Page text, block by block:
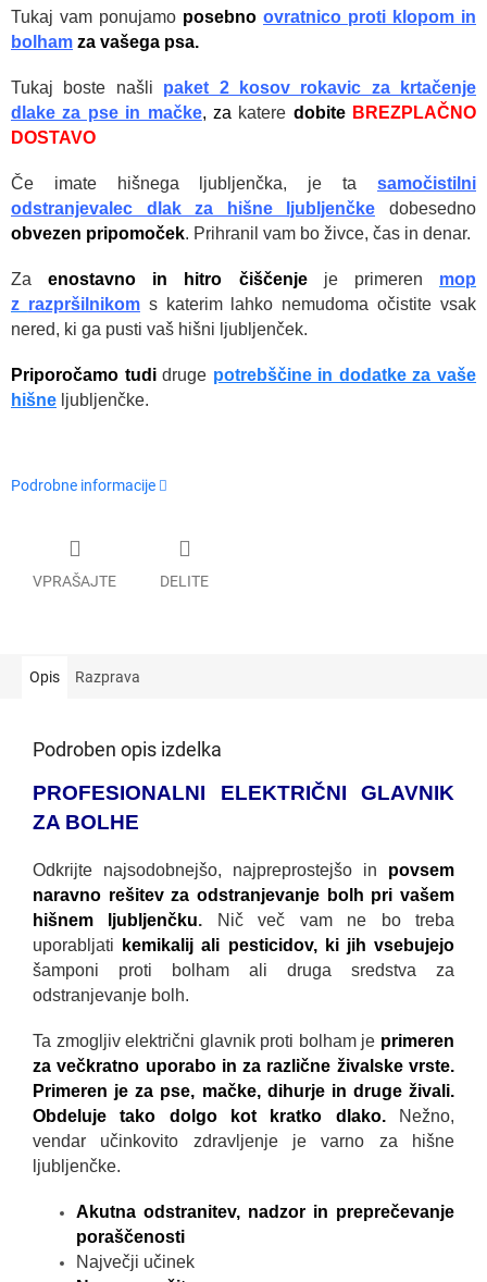
Tukaj vam ponujamo posebno ovratnico proti klopom in
bolham za vašega psa.
Tukaj boste našli paket 2 kosov rokavic za
krtačenje
dlake za pse in mačke, za katere dobite BREZPLAČNO
DOSTAVO
Če imate hišnega ljubljenčka, je ta samočistilni
odstranjevalec dlak za hišne ljubljenčke dobesedno
obvezen pripomoček. Prihranil vam bo živce, čas in denar.
Zaenostavno in hitro čiščenje je primeren mop
z razpršilnikoms katerim lahko nemudoma očistite vsak
nered, ki ga pusti vaš hišni ljubljenček.
Priporočamo tudidruge potrebščine in dodatke za vaše
hišne ljubljenčke.
Podrobne informacije
VPRAŠAJTE DELITE
Opis Razprava
Podroben opis izdelka
PROFESIONALNI ELEKTRIČNI GLAVNIK
ZA BOLHE
Odkrijte najsodobnejšo, najpreprostejšo in povsem
naravno rešitev za odstranjevanje bolh pri vašem
hišnem ljubljenčku.
Nič več vam ne bo treba
uporabljati
kemikalij ali pesticidov, ki jih vsebujejo
šamponi proti bolham ali druga sredstva za
odstranjevanje bolh.
Ta zmogljiv električni glavnik proti bolham je primeren
za večkratno uporabo in za različne živalske vrste.
Primeren je za pse, mačke, dihurje in druge živali.
Obdeluje tako dolgo kot kratko dlako.Nežno,
vendar učinkovito zdravljenje je varno za hišne
ljubljenčke.
Akutna odstranitev, nadzor in preprečevanje
poraščenosti
Največji učinek